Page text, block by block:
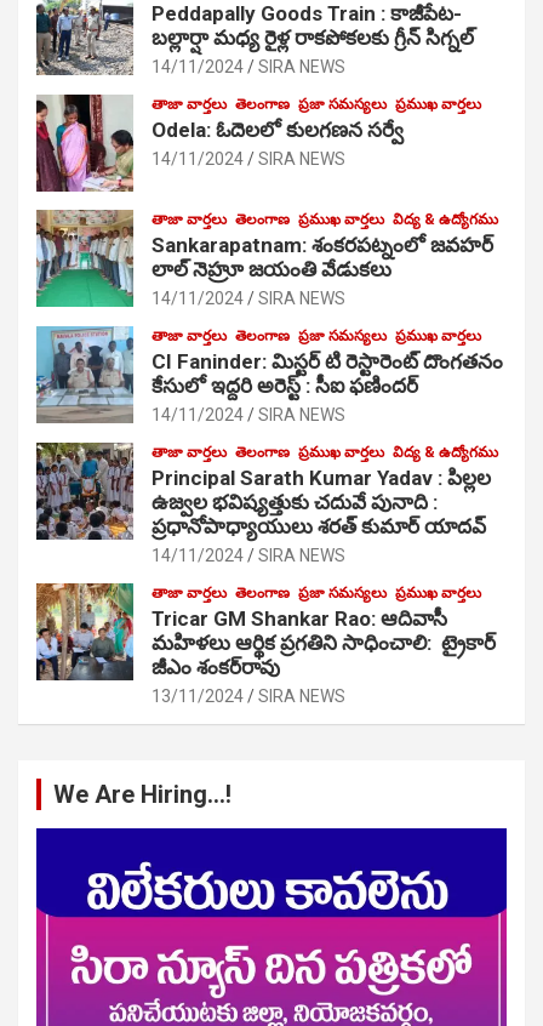
Peddapally Goods Train : కాజీపేట-
బల్లార్షా మధ్య రైళ్ల రాకపోకలకు గ్రీన్ సిగ్నల్
14/11/2024 SIRA NEWS
తాజా వార్తలు తెలంగాణ ప్రజా సమస్యలు ప్రముఖ వార్తలు
Odela: ఓదెలలో కులగణన సర్వే
14/11/2024 SIRA NEWS
తాజా వార్తలు తెలంగాణ ప్రముఖ వార్తలు విద్య & ఉద్యోగము
Sankarapatnam: శంకరపట్నంలో జవహర్
లాల్ నెహ్రూ జయంతి వేడుకలు
14/11/2024 SIRA NEWS
తాజా వార్తలు తెలంగాణ ప్రజా సమస్యలు ప్రముఖ వార్తలు
CI Faninder: మిస్టర్ టి రెస్టారెంట్ దొంగతనం
కేసులో ఇద్దరి అరెస్ట్ : సీఐ ఫణిందర్
14/11/2024 SIRA NEWS
తాజా వార్తలు తెలంగాణ ప్రముఖ వార్తలు విద్య & ఉద్యోగము
Principal Sarath Kumar Yadav : పిల్లల
ఉజ్వల భవిష్యత్తుకు చదువే పునాది :
ప్రధానోపాధ్యాయులు శరత్ కుమార్ యాదవ్
14/11/2024 SIRA NEWS
తాజా వార్తలు తెలంగాణ ప్రజా సమస్యలు ప్రముఖ వార్తలు
Tricar GM Shankar Rao: ఆదివాసీ
మహిళలు ఆర్థిక ప్రగతిని సాధించాలి: ట్రైకార్
జీఎం శంకర్‌రావు
13/11/2024 SIRA NEWS
We Are Hiring…!